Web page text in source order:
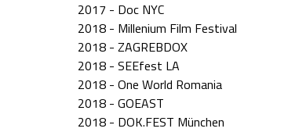
2017 - Doc NYC
2018 - Millenium Film Festival
2018 - ZAGREBDOX
2018 - SEEfest LA
2018 - One World Romania
2018 - GOEAST
2018 - DOK.FEST München